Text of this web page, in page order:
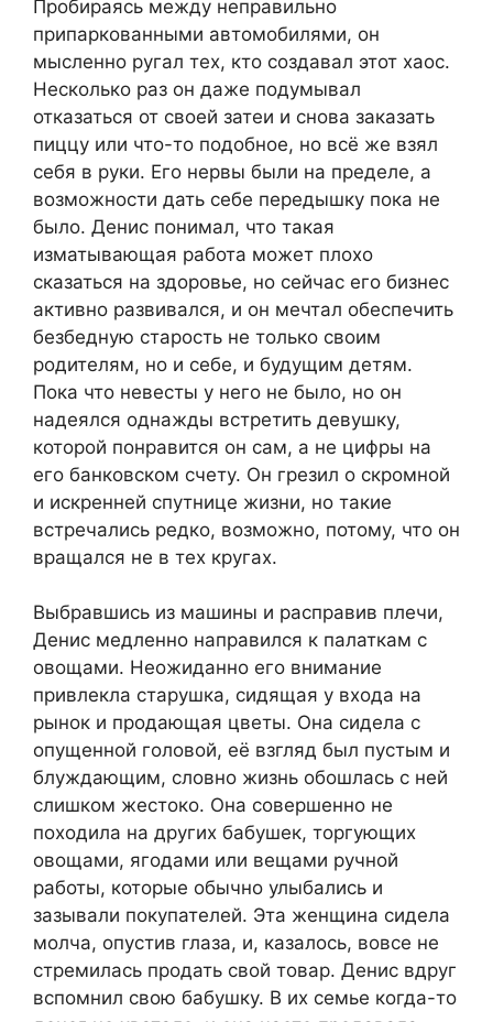
Пробираясь между неправильно
припаркованными автомобилями, он
мысленно ругал тех, кто создавал этот хаос.
Несколько раз он даже подумывал
отказаться от своей затеи и снова заказать
пиццу или что-то подобное, но всё же взял
себя в руки. Его нервы были на пределе, а
возможности дать себе передышку пока не
было. Денис понимал, что такая
изматывающая работа может плохо
сказаться на здоровье, но сейчас его бизнес
активно развивался, и он мечтал обеспечить
безбедную старость не только своим
родителям, но и себе, и будущим детям.
Пока что невесты у него не было, но он
надеялся однажды встретить девушку,
которой понравится он сам, а не цифры на
его банковском счету. Он грезил о скромной
и искренней спутнице жизни, но такие
встречались редко, возможно, потому, что он
вращался не в тех кругах.
Выбравшись из машины и расправив плечи,
Денис медленно направился к палаткам с
овощами. Неожиданно его внимание
привлекла старушка, сидящая у входа на
рынок и продающая цветы. Она сидела с
опущенной головой, её взгляд был пустым и
блуждающим, словно жизнь обошлась с ней
слишком жестоко. Она совершенно не
походила на других бабушек, торгующих
овощами, ягодами или вещами ручной
работы, которые обычно улыбались и
зазывали покупателей. Эта женщина сидела
молча, опустив глаза, и, казалось, вовсе не
стремилась продать свой товар. Денис вдруг
вспомнил свою бабушку. В их семье когда-то